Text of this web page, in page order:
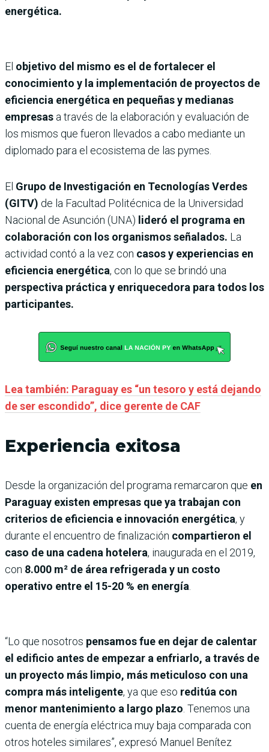
energética.
El objetivo del mismo es el de fortalecer el
conocimiento y la implementación de proyectos de
eficiencia energética en pequeñas y medianas
empresas a través de la elaboración y evaluación de
los mismos que fueron llevados a cabo mediante un
diplomado para el ecosistema de las pymes.
El Grupo de Investigación en Tecnologías Verdes
(GITV) de la Facultad Politécnica de la Universidad
Nacional de Asunción (UNA) lideró el programa en
colaboración con los organismos señalados. La
actividad contó a la vez con casos y experiencias en
eficiencia energética, con lo que se brindó una
perspectiva práctica y enriquecedora para todos los
participantes.
Lea también: Paraguay es “un tesoro y está dejando
de ser escondido”, dice gerente de CAF
Experiencia exitosa
Desde la organización del programa remarcaron que en
Paraguay existen empresas que ya trabajan con
criterios de eficiencia e innovación energética, y
durante el encuentro de finalización compartieron el
caso de una cadena hotelera, inaugurada en el 2019,
con 8.000 m² de área refrigerada y un costo
operativo entre el 15-20 % en energía
“Lo que nosotros pensamos fue en dejar de calentar
el edificio antes de empezar a enfriarlo, a través de
un proyecto más limpio, más meticuloso con una
compra más inteligente, ya que eso reditúa con
menor mantenimiento a largo plazo . Tenemos una
cuenta de energía eléctrica muy baja comparada con
otros hoteles similares”, expresó Manuel Benítez